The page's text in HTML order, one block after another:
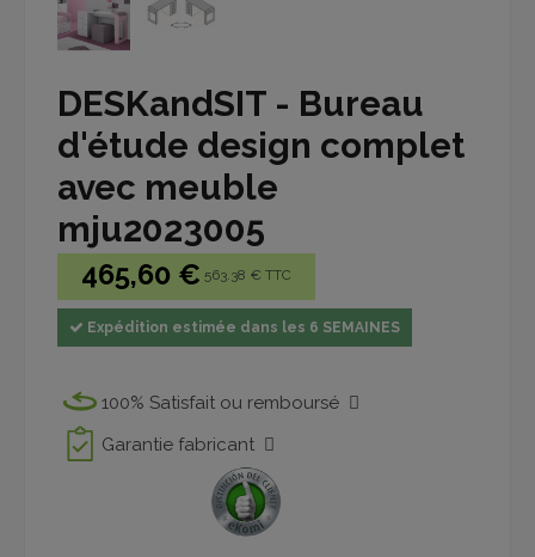
DESKandSIT - Bureau
d'étude design complet
avec meuble
mju2023005
465,60 € 563.38 € TTC
Expédition estimée dans les 6 SEMAINES
100% Satisfait ou remboursé
Garantie fabricant